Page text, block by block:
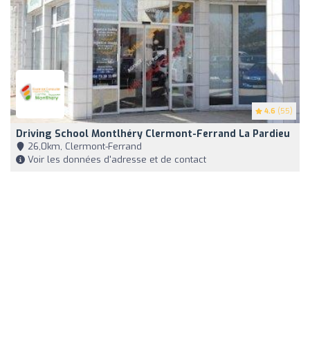
4.6 (55)
Driving School Montlhéry Clermont-Ferrand La Pardieu
26,0km, Clermont-Ferrand
Voir les données d'adresse et de contact